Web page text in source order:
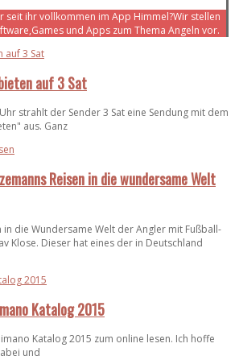
seit ihr vollkommen im App Himmel?Wir stellen
und Apps zum Thema Angeln vor.
auf 3 Sat
strahlt der Sender 3 Sat eine Sendung mit dem
aus. Ganz
Reisen in die wundersame Welt
in die Wundersame Welt der Angler mit Fußball-
Klose. Dieser hat eines der in Deutschland
Katalog 2015
Katalog 2015 zum online lesen. Ich hoffe
und